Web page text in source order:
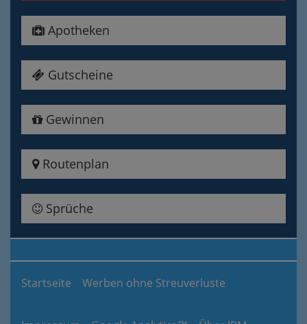
Apotheken
Gutscheine
Gewinnen
Routenplan
Sprüche
Startseite Werben ohne Streuverluste